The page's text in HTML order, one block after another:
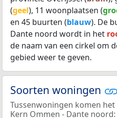
(geel), 11 woonplaatsen (
en 45 buurten (blauw). De
Dante noord wordt in het
de naam van een cirkel om
gebied weer te geven.
Soorten woningen
Tussenwoningen komen
Kern Ommen - Dante